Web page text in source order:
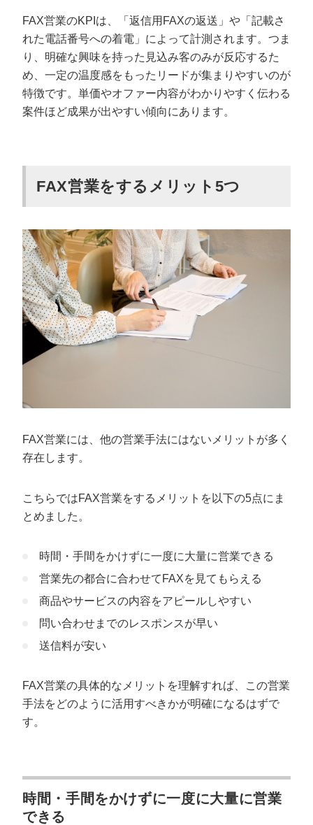
FAX営業のKPIは、「返信用FAXの返送」や「記載さ
れた電話番号への着電」によって計測されます。つま
り、明確な興味を持った見込み客のみが反応するた
め、一定の温度感をもったリードが集まりやすいのが
特徴です。単価やオファー内容がわかりやすく伝わる
案件ほど成果が出やすい傾向にあります。
FAX営業をするメリット5つ
FAX営業には、他の営業手法にはないメリットが多く
存在します。
こちらではFAX営業をするメリットを以下の5点にま
とめました。
時間・手間をかけずに一度に大量に営業できる
営業先の都合に合わせてFAXを見てもらえる
商品やサービスの内容をアピールしやすい
問い合わせまでのレスポンスが早い
送信料が安い
FAX営業の具体的なメリットを理解すれば、この営業
手法をどのように活用すべきかが明確になるはずで
す。
時間・手間をかけずに一度に大量に営業
できる